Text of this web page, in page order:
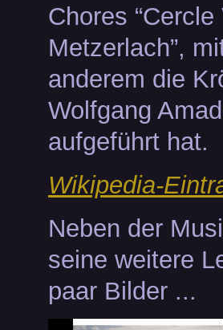
Chores
Metzerlach”,
anderem die
Wolfgang
aufgeführt hat.
Wikipedia-
Neben der
seine weitere
paar Bilder ...